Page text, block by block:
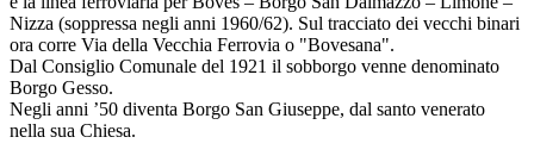
Nizza (soppressa negli anni 1960/62). Sul tracciato dei vecchi binari
ora corre Via della Vecchia Ferrovia o "Bovesana".
Dal Consiglio Comunale del 1921 il sobborgo venne denominato
Borgo Gesso.
Negli anni ’50 diventa Borgo San Giuseppe, dal santo venerato
nella sua Chiesa.